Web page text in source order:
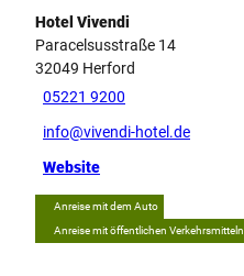
Hotel Vivendi
Paracelsusstraße 14
32049 Herford
05221 9200
info@vivendi-hotel.de
Website
Anreise mit dem Auto
Anreise mit öffentlichen Verkehrsmitteln